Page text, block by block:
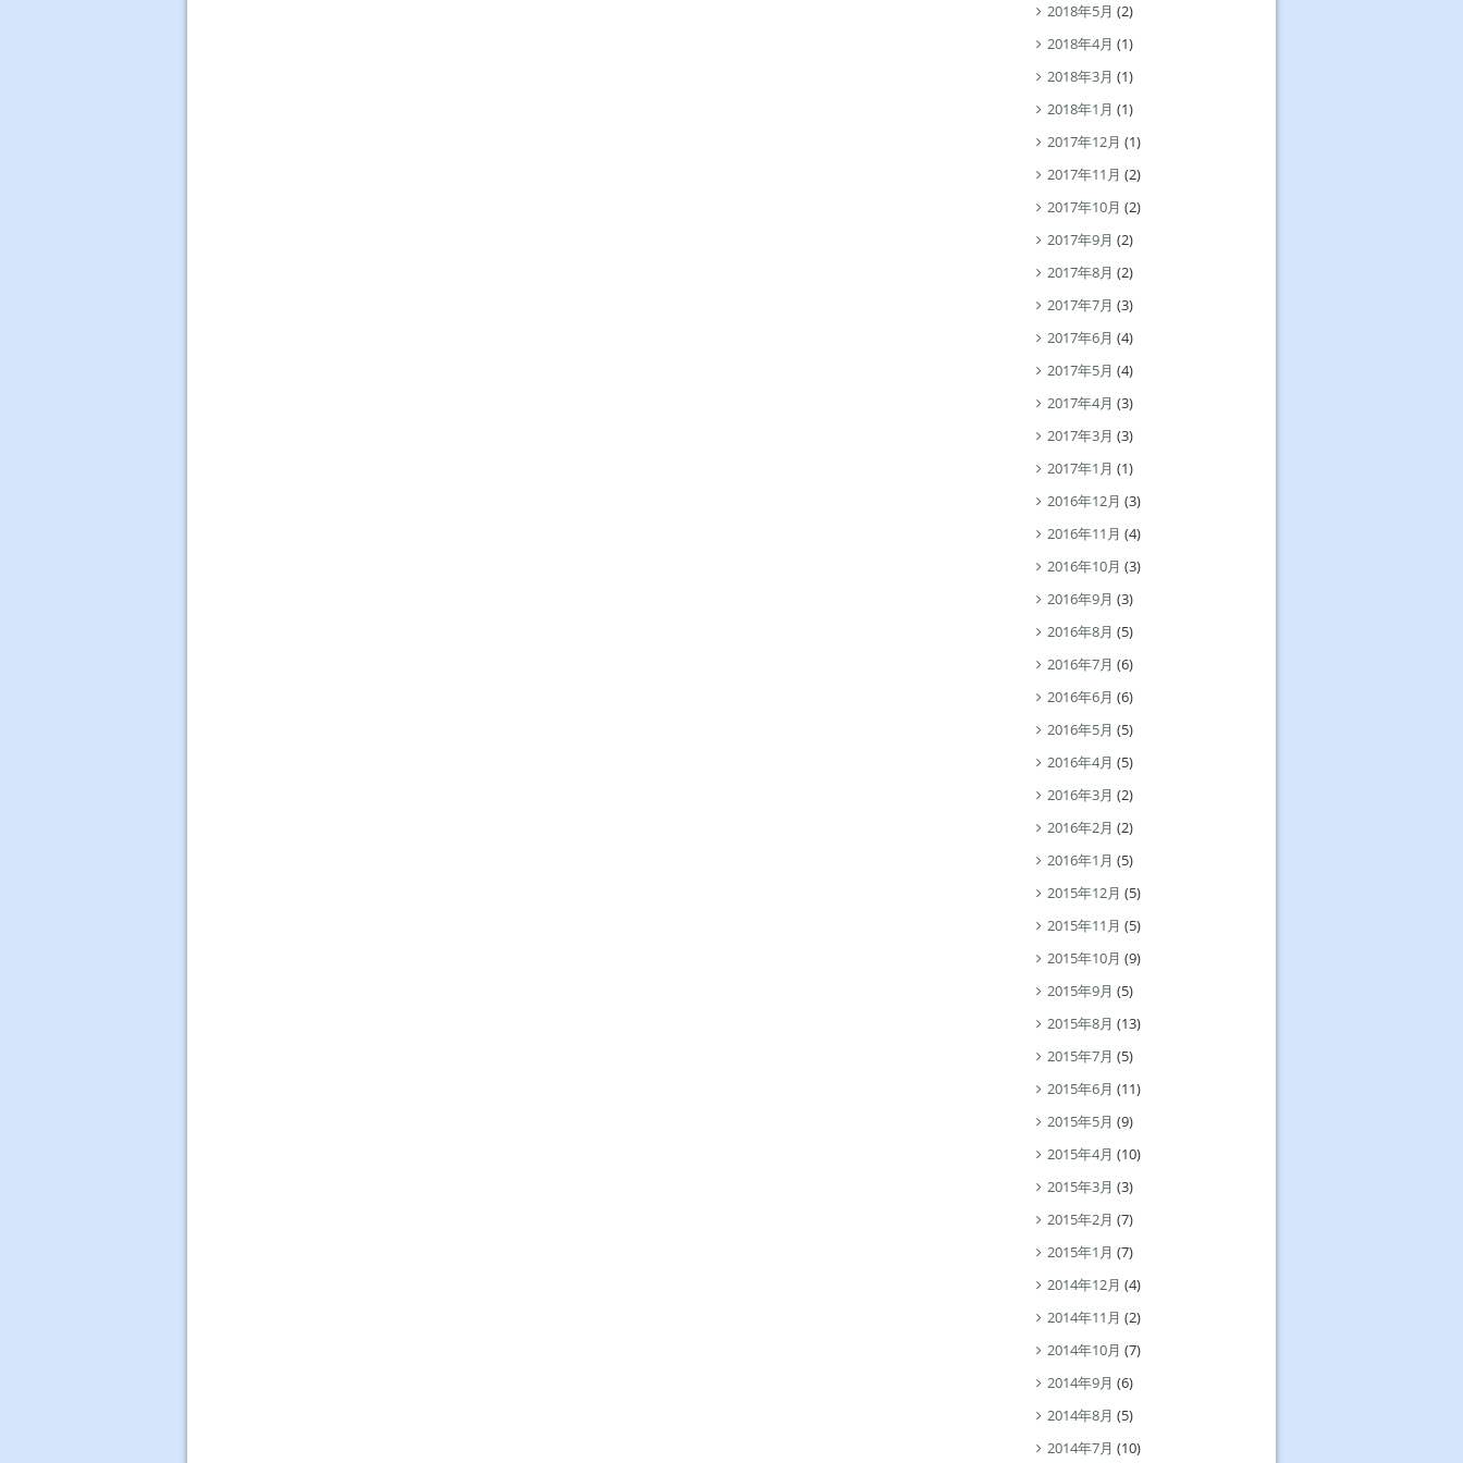
2018年5月 (2)
2018年4月 (1)
2018年3月 (1)
2018年1月 (1)
2017年12月 (1)
2017年11月 (2)
2017年10月 (2)
2017年9月 (2)
2017年8月 (2)
2017年7月 (3)
2017年6月 (4)
2017年5月 (4)
2017年4月 (3)
2017年3月 (3)
2017年1月 (1)
2016年12月 (3)
2016年11月 (4)
2016年10月 (3)
2016年9月 (3)
2016年8月 (5)
2016年7月 (6)
2016年6月 (6)
2016年5月 (5)
2016年4月 (5)
2016年3月 (2)
2016年2月 (2)
2016年1月 (5)
2015年12月 (5)
2015年11月 (5)
2015年10月 (9)
2015年9月 (5)
2015年8月 (13)
2015年7月 (5)
2015年6月 (11)
2015年5月 (9)
2015年4月 (10)
2015年3月 (3)
2015年2月 (7)
2015年1月 (7)
2014年12月 (4)
2014年11月 (2)
2014年10月 (7)
2014年9月 (6)
2014年8月 (5)
2014年7月 (10)